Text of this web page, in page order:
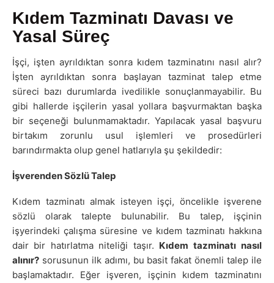
Kıdem Tazminatı Davası ve
Yasal Süreç
İşçi, işten ayrıldıktan sonra kıdem tazminatını nasıl alır?
İşten ayrıldıktan sonra başlayan tazminat talep etme
süreci bazı durumlarda ivedilikle sonuçlanmayabilir. Bu
gibi hallerde işçilerin yasal yollara başvurmaktan başka
bir seçeneği bulunmamaktadır. Yapılacak yasal başvuru
birtakım zorunlu usul işlemleri ve prosedürleri
barındırmakta olup genel hatlarıyla şu şekildedir:
İşverenden Sözlü Talep
Kıdem tazminatı almak isteyen işçi, öncelikle işverene
sözlü olarak talepte bulunabilir. Bu talep, işçinin
işyerindeki çalışma süresine ve kıdem tazminatı hakkına
dair bir hatırlatma niteliği taşır. Kıdem tazminatı nasıl
alınır? sorusunun ilk adımı, bu basit fakat önemli talep ile
başlamaktadır. Eğer işveren, işçinin kıdem tazminatını